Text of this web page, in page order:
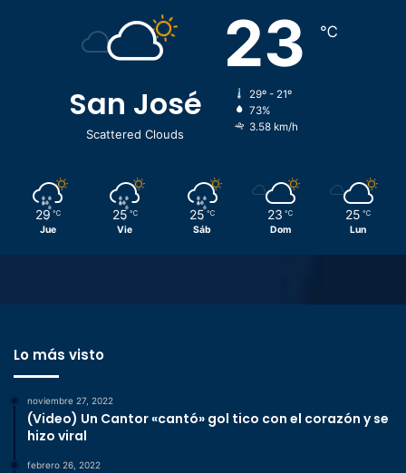
San José
Scattered Clouds
23 ℃
29º - 21º
73%
3.58 km/h
29 ℃
Jue
25 ℃
Vie
25 ℃
Sáb
23 ℃
Dom
25 ℃
Lun
Lo más visto
noviembre 27, 2022
(Video) Un Cantor «cantó» gol tico con el corazón y se
hizo viral
febrero 26, 2022